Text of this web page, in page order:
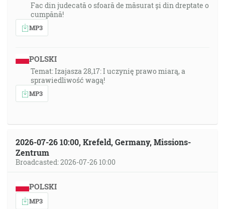
Fac din judecată o sfoară de măsurat și din dreptate o
cumpănă!
MP3
POLSKI
Temat: Izajasza 28,17: I uczynię prawo miarą, a
sprawiedliwość wagą!
MP3
2026-07-26 10:00, Krefeld, Germany, Missions-
Zentrum
Broadcasted: 2026-07-26 10:00
POLSKI
MP3